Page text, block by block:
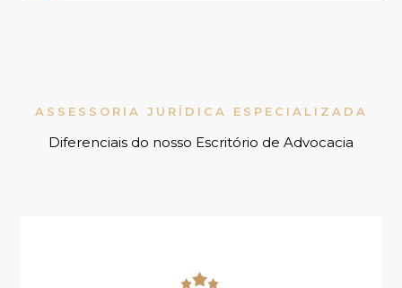
ASSESSORIA JURÍDICA ESPECIALIZADA
Diferenciais do nosso Escritório de Advocacia